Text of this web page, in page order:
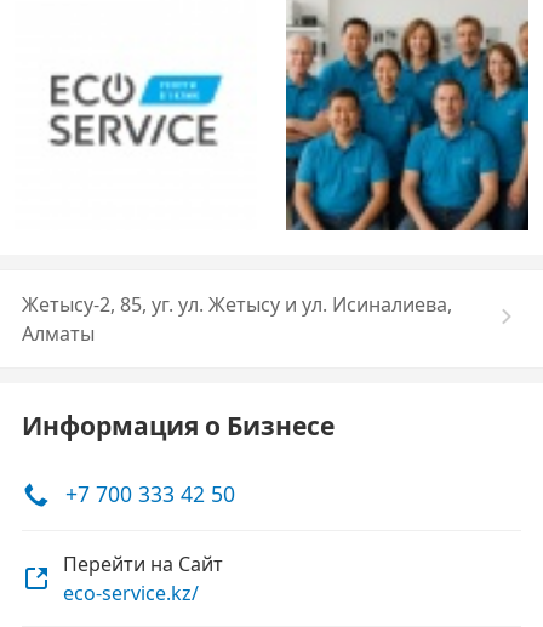
Жетысу-2, 85, уг. ул. Жетысу и ул. Исиналиева,
Алматы
Информация о Бизнесе
+7 700 333 42 50
Перейти на Сайт
eco-service.kz/